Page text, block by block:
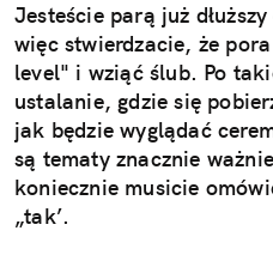
Jesteście parą już
więc stwierdzacie, że
level" i wziąć ślub. Po
ustalanie, gdzie się
jak będzie wyglądać
są tematy znacznie
koniecznie musicie
„tak’.